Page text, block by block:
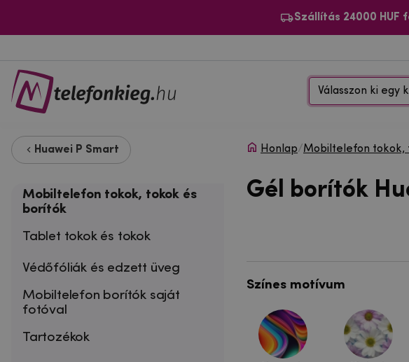
Szállítás 24000 HUF
Válasszon ki egy
Honlap/Mobiltelefon tokok,
Gél borítók
Színes motívum
Huawei P Smart
Mobiltelefon tokok, tokok és
borítók
Tablet tokok és tokok
Védőfóliák és edzett üveg
Mobiltelefon borítók saját
fotóval
Tartozékok